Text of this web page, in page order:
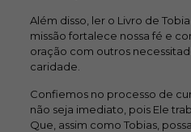
Além disso, ler o Livro de
missão fortalece nossa fé e
oração com outros
caridade.
Confiemos no processo de
não seja imediato, pois Ele
Que, assim como Tobias,